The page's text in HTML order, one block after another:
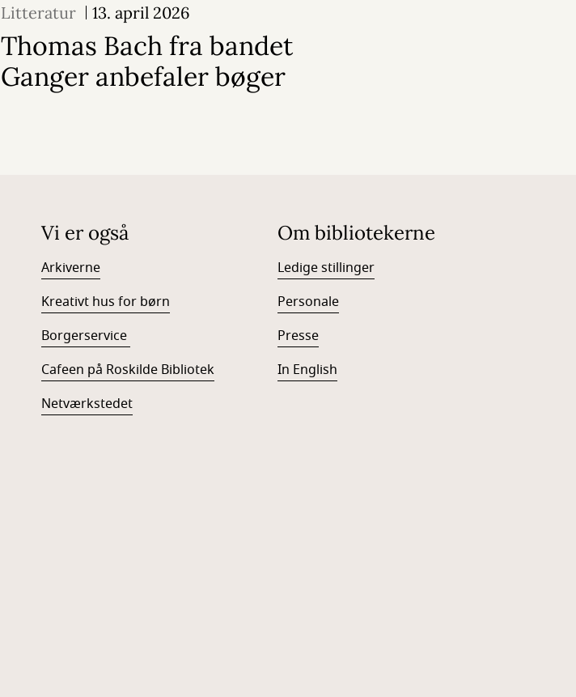
Litteratur 13. april 2026
Thomas Bach fra bandet
Ganger anbefaler bøger
Vi er også
Arkiverne
Kreativt hus for børn
Borgerservice
Cafeen på Roskilde Bibliotek
Netværkstedet
Om bibliotekerne
Ledige stillinger
Personale
Presse
In English